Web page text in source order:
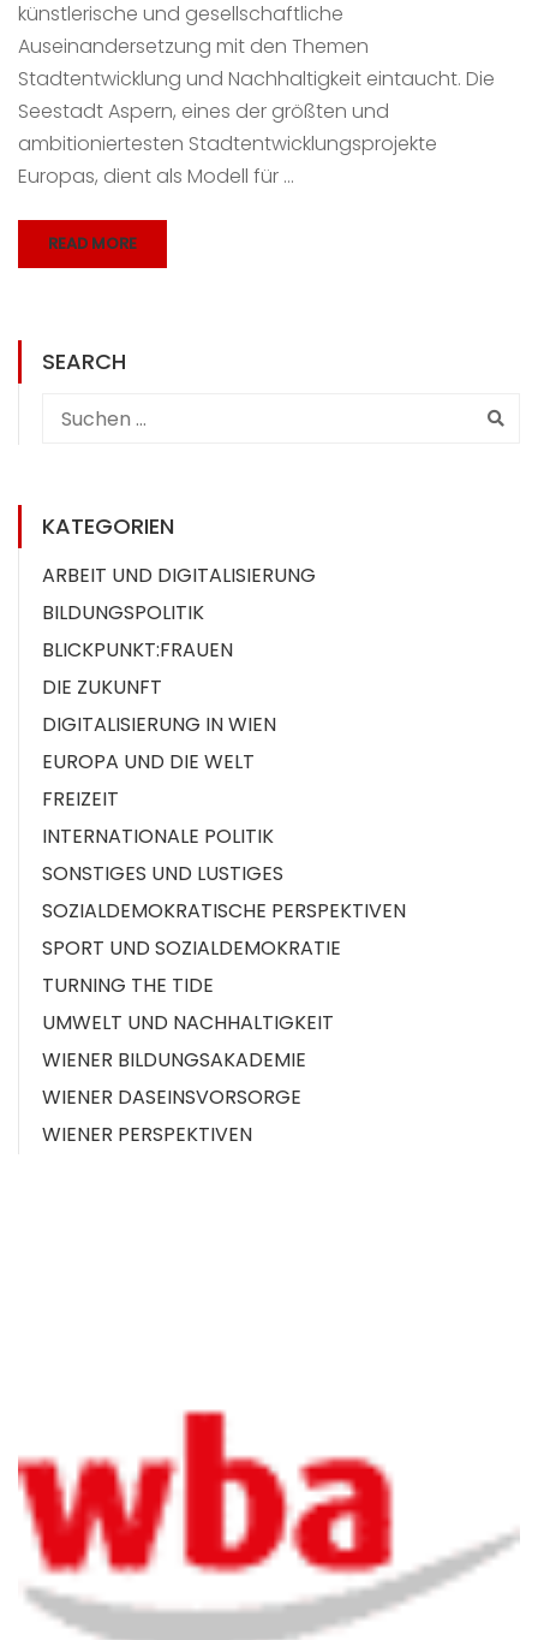
künstlerische und gesellschaftliche
Auseinandersetzung mit den Themen
Stadtentwicklung und Nachhaltigkeit eintaucht. Die
Seestadt Aspern, eines der größten und
ambitioniertesten Stadtentwicklungsprojekte
Europas, dient als Modell für …
READ MORE
SEARCH
KATEGORIEN
ARBEIT UND DIGITALISIERUNG
BILDUNGSPOLITIK
BLICKPUNKT:FRAUEN
DIE ZUKUNFT
DIGITALISIERUNG IN WIEN
EUROPA UND DIE WELT
FREIZEIT
INTERNATIONALE POLITIK
SONSTIGES UND LUSTIGES
SOZIALDEMOKRATISCHE PERSPEKTIVEN
SPORT UND SOZIALDEMOKRATIE
TURNING THE TIDE
UMWELT UND NACHHALTIGKEIT
WIENER BILDUNGSAKADEMIE
WIENER DASEINSVORSORGE
WIENER PERSPEKTIVEN